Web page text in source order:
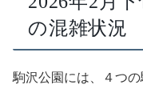
の混雑状況
駒沢公園には、４つの